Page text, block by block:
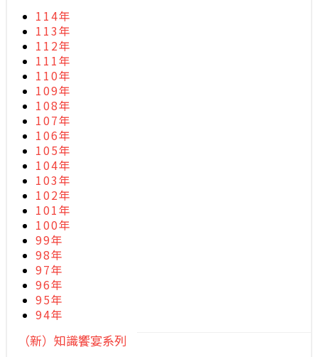
114年
113年
112年
111年
110年
109年
108年
107年
106年
105年
104年
103年
102年
101年
100年
99年
98年
97年
96年
95年
94年
（新）知識饗宴系列